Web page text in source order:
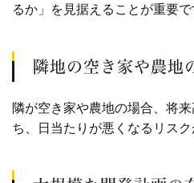
るか」を見据えることが重要で
隣地の空き家や農地
隣が空き家や農地の場合、将
ち、日当たりが悪くなるリスク